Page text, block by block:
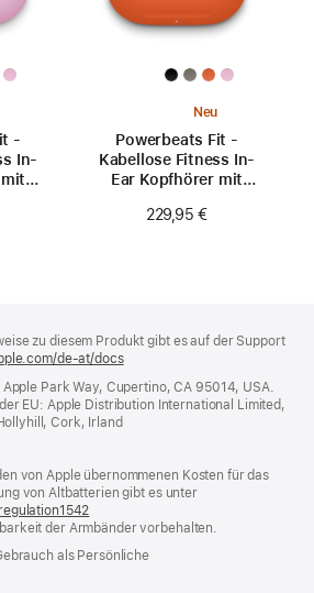
-
In-
Neu
Powerbeats Fit -
Kabellose Fitness In-
Ear Kopfhörer mit
Knallorange
229,95 €
zu diesem Produkt gibt es auf der Support
de-at/docs(öffnet
neues
Fenster)
Park Way, Cupertino, CA 95014, USA.
EU: Apple Distribution International Limited,
Cork, Irland
von Apple übernommenen Kosten für das
von Altbatterien gibt es unter
ein
neues
Fenster)
der Armbänder vorbehalten.
als Persönliche